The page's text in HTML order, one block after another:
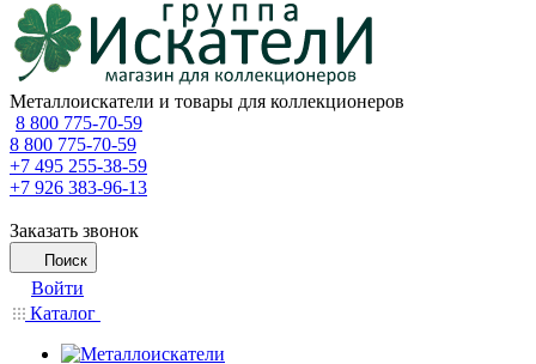
Металлоискатели и товары для коллекционеров
8 800 775-70-59
8 800 775-70-59
+7 495 255-38-59
+7 926 383-96-13
Заказать звонок
Поиск
Войти
Каталог